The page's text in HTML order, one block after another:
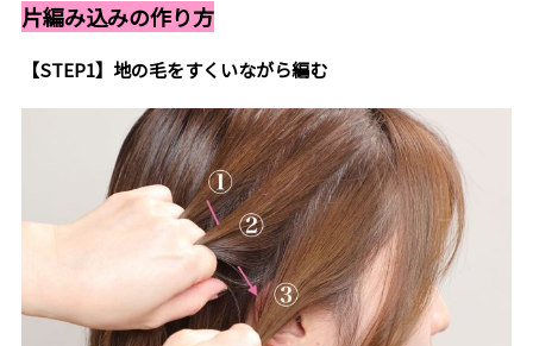
片編み込みの作り方
【STEP1】地の毛をすくいながら編む